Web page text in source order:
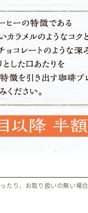
たり、お取り扱いの無い場